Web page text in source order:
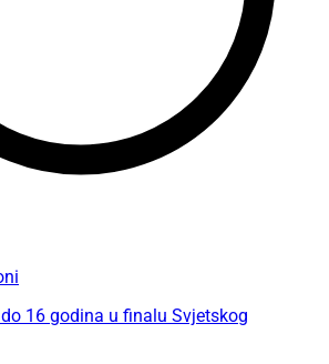
16 godina u finalu Svjetskog